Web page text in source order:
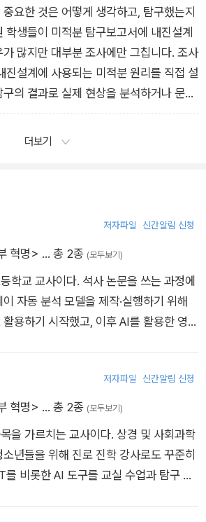
요한 것은 어떻게 생각하고, 탐구했는지
학생들이 미적분 탐구보고서에 내진설계
많지만 대부분 조사에만 그칩니다. 조사
진설계에 사용되는 미적분 원리를 직접 설
의 결과로 실제 현상을 분석하거나 문제
파가 필요합니다. 그리고 탐구 내용에 현
개념도 반드시 포함되어야 합니다.
더보기
저자파일 신간알림 신청
혁명> … 총 2종 (모두보기)
학교 교사이다. 석사 논문을 쓰는 과정에
자동 분석 모델을 제작·실행하기 위해
용하기 시작했고, 이후 AI를 활용한 영어
저자파일 신간알림 신청
혁명> … 총 2종 (모두보기)
을 가르치는 교사이다. 상경 및 사회과학
년들을 위해 진로 진학 강사로도 꾸준히
비롯한 AI 도구를 교실 수업과 탐구 지